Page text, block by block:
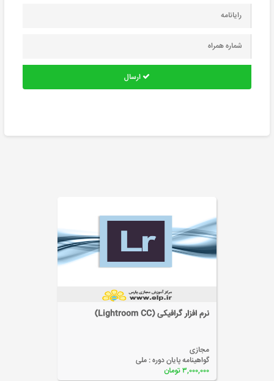
ارسال
نرم افزار گرافیکی (Lightroom CC)
گواهینامه پایان دوره :ملی
۳,۰۰۰,۰۰۰ تومان